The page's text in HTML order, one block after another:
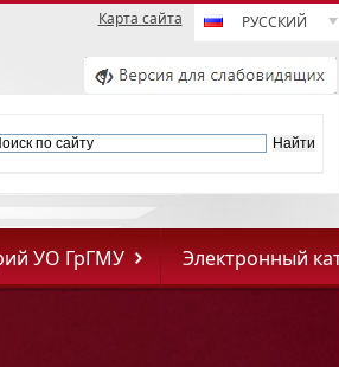
Карта сайта РУССКИЙ
УО ГрГМУ Электронный